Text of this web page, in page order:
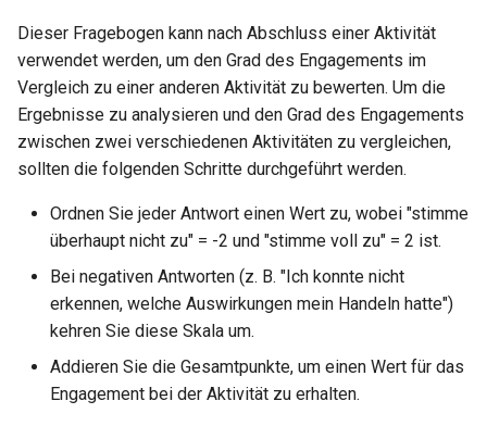
Dieser Fragebogen kann nach Abschluss einer Aktivität
verwendet werden, um den Grad des Engagements im
Vergleich zu einer anderen Aktivität zu bewerten. Um die
Ergebnisse zu analysieren und den Grad des Engagements
zwischen zwei verschiedenen Aktivitäten zu vergleichen,
sollten die folgenden Schritte durchgeführt werden.
Ordnen Sie jeder Antwort einen Wert zu, wobei "stimme
überhaupt nicht zu" = -2 und "stimme voll zu" = 2 ist.
Bei negativen Antworten (z. B. "Ich konnte nicht
erkennen, welche Auswirkungen mein Handeln hatte")
kehren Sie diese Skala um.
Addieren Sie die Gesamtpunkte, um einen Wert für das
Engagement bei der Aktivität zu erhalten.